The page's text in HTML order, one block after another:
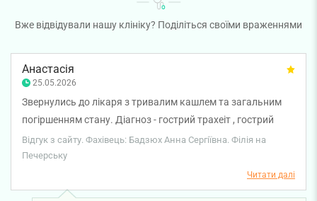
Вже відвідували нашу клініку? Поділіться своїми враженнями
Анастасія
25.05.2026
Звернулись до лікаря з тривалим кашлем та загальним
погіршенням стану. Діагноз - гострий трахеіт , гострий
фарингіт. Лікування включало сироп 5 днів та таблетки
пульмобризу 1 раз на день. Звісно ж, такий план
лікування не допоміг, однак на наступному прийомі лікар
особливо кардинально призначень не змінила, проте
Відгук з сайту. Фахівець: Бадзюх Анна Сергіївна. Філія на
Печерську
Читати далі